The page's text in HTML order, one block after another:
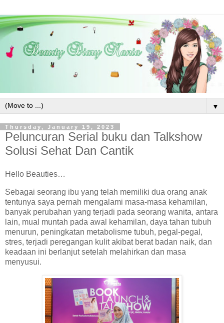
▼
Thursday, January 19, 2023
Peluncuran Serial buku dan Talkshow
Solusi Sehat Dan Cantik
Hello Beauties…
Sebagai seorang ibu yang telah memiliki dua orang anak
tentunya saya pernah mengalami masa-masa kehamilan,
banyak perubahan yang terjadi pada seorang wanita, antara
lain, mual muntah pada awal kehamilan, daya tahan tubuh
menurun, peningkatan metabolisme tubuh, pegal-pegal,
stres, terjadi peregangan kulit akibat berat badan naik, dan
keadaan ini berlanjut setelah melahirkan dan masa
menyusui.